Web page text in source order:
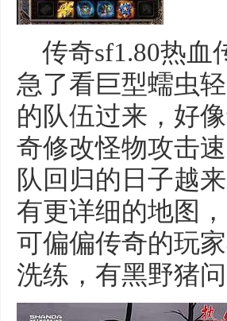
传奇sf1.80热血
急了看巨型蠕虫
的队伍过来，好
奇修改怪物攻击
队回归的日子越
有更详细的地图
可偏偏传奇的玩
洗练，有黑野猪